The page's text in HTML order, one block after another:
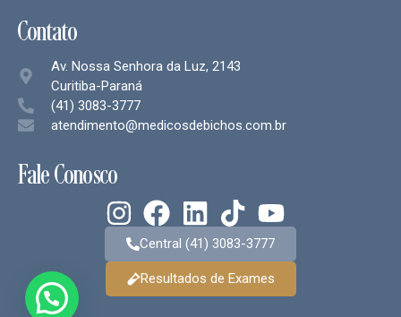
Contato
Av. Nossa Senhora da Luz, 2143
Curitiba-Paraná
(41) 3083-3777
atendimento@medicosdebichos.com.br
Fale Conosco
Central (41) 3083-3777
Resultados de Exames